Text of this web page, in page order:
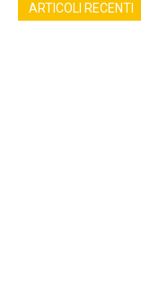
ARTICOLI RECENTI